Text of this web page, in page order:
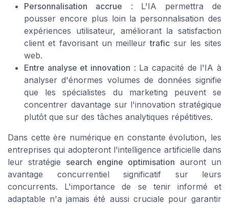
Personnalisation accrue : L'IA permettra de
pousser encore plus loin la personnalisation des
expériences utilisateur, améliorant la satisfaction
client et favorisant un meilleurtrafic sur les sites
web.
Entre analyse et innovation : La capacité de l'IA à
analyser d'énormes volumes de données signifie
que les spécialistes du marketing peuvent se
concentrer davantage sur l'innovation stratégique
plutôt que sur des tâches analytiques répétitives.
Dans cette ère numérique en constante évolution, les
entreprises qui adopteront l'intelligence artificielle dans
leur stratégie search engine optimisation auront un
avantage concurrentiel significatif sur leurs
concurrents. L'importance de se tenir informé et
adaptable n'a jamais été aussi cruciale pour garantir